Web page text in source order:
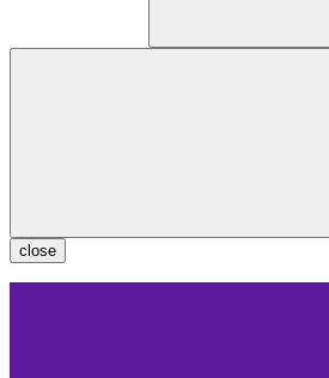
close